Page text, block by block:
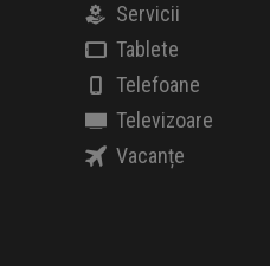
Servicii
Tablete
Telefoane
Televizoare
Vacanțe